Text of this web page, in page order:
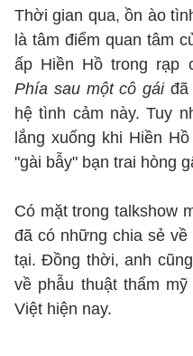
Thời gian qua, ồn ào
là tâm điểm quan tâm
ấp Hiền Hồ trong rạp
Phía sau một cô gái đã
hệ tình cảm này. Tuy
lắng xuống khi Hiền
"gài bẫy" bạn trai hòng
Có mặt trong talkshow
đã có những chia sẻ
tại. Đồng thời, anh
về phẫu thuật thẩm
Việt hiện nay.